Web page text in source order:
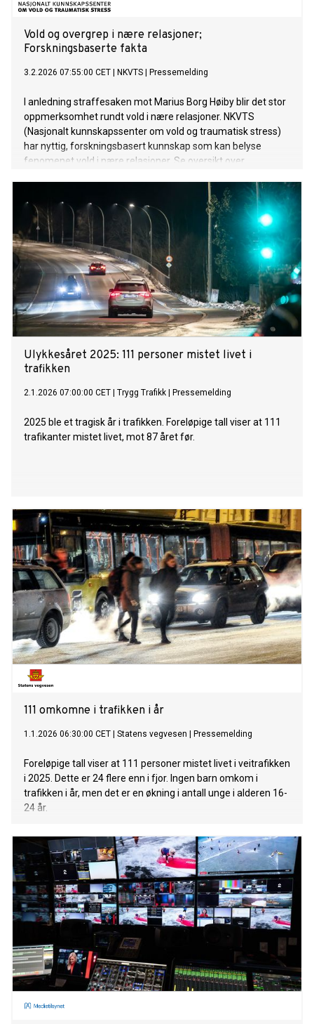
Vold og overgrep i nære relasjoner;
Forskningsbaserte fakta
3.2.2026 07:55:00 CET NKVTS Pressemelding
I anledning straffesaken mot Marius Borg Høiby blir det stor
oppmerksomhet rundt vold i nære relasjoner. NKVTS
(Nasjonalt kunnskapssenter om vold og traumatisk stress)
har nyttig, forskningsbasert kunnskap som kan belyse
fenomenet vold i nære relasjoner. Se oversikt over
om vold i nære relasjoner, kan virke aktiverende for mange
utsatte, og flere kan få behov for å søke hjelp for egen
situasjon. Info om hva utsatte kan trenge, og liste over
hjelpetjenester ligger også i denne saken.
Ulykkesåret 2025: 111 personer mistet livet i
trafikken
2.1.2026 07:00:00 CET Trygg Trafikk Pressemelding
2025 ble et tragisk år i trafikken. Foreløpige tall viser at 111
trafikanter mistet livet, mot 87 året før.
111 omkomne i trafikken i år
1.1.2026 06:30:00 CET Statens vegvesen Pressemelding
Foreløpige tall viser at 111 personer mistet livet i veitrafikken
i 2025. Dette er 24 flere enn i fjor. Ingen barn omkom i
trafikken i år, men det er en økning i antall unge i alderen 16-
24 år.